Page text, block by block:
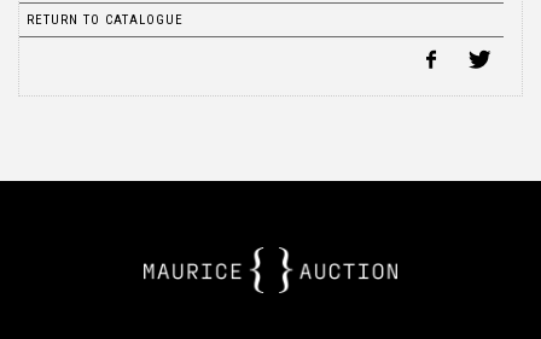
RETURN TO CATALOGUE